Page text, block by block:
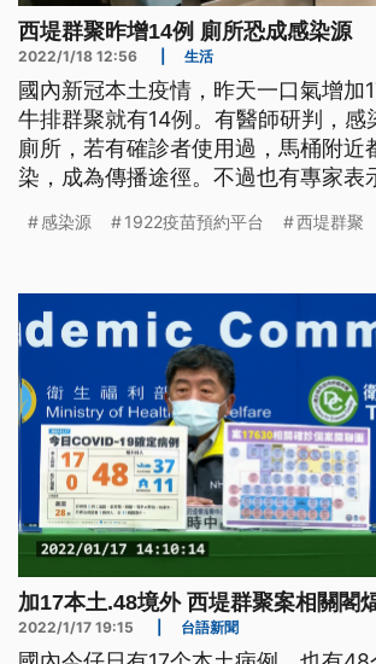
西堤群聚昨增14例 廁所恐成感染源
2022/1/18 12:56 生活
國內新冠本土疫情，昨天一口氣增加
牛排群聚就有14例。有醫師研判，感
廁所，若有確診者使用過，馬桶附近
染，成為傳播途徑。不過也有專家表
內，代表社區有隱形傳播鏈，還有其
感染源 1922疫苗預約平台 西堤群聚
加17本土.48境外 西堤群聚案相關閣
2022/1/17 19:15 台語新聞